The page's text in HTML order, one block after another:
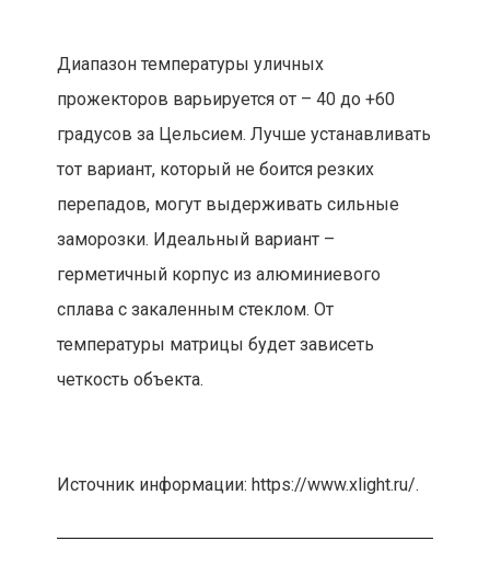
Диапазон температуры уличных
прожекторов варьируется от – 40 до +60
градусов за Цельсием. Лучше устанавливать
тот вариант, который не боится резких
перепадов, могут выдерживать сильные
заморозки. Идеальный вариант –
герметичный корпус из алюминиевого
сплава с закаленным стеклом. От
температуры матрицы будет зависеть
четкость объекта.
Источник информации: https://www.xlight.ru/.